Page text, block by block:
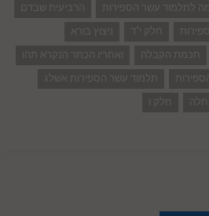
לתלמוד עשר הספירות
הרביעית שבדם
חלק י"ד
ניצוץ בורא
חכמת הקבלה
ואחריו הכתר הנקרא תהו
תלמוד עשר הספירות אשלג
חלק ו